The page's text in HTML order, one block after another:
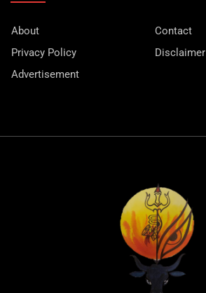
About
Contact
Privacy Policy
Disclaimer
Advertisement